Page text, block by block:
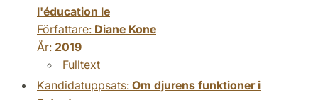
l'éducation le
Författare: Diane Kone
År: 2019
Fulltext
Kandidatuppsats: Om djurens funktioner i